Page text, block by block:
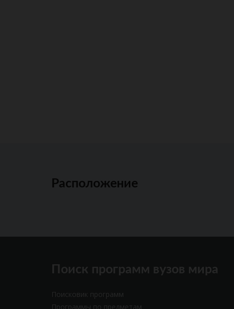
Расположение
Поиск программ вузов мира
Поисковик программ
Программы по предметам